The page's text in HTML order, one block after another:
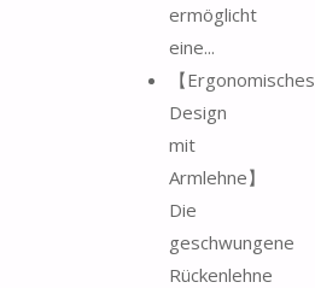
ermöglicht
eine...
【Ergonomisches
Design
mit
Armlehne】
Die
geschwungene
Rückenlehne